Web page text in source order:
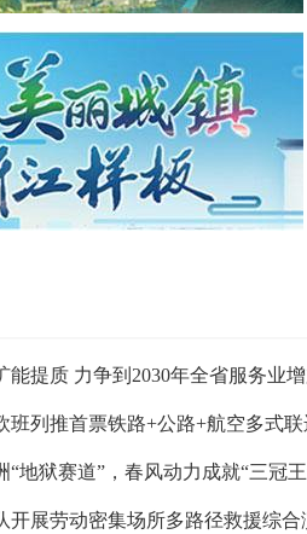
班列推首票铁路+公路+航空多式联
“地狱赛道”，春风动力成就“三冠
开展劳动密集场所多路径救援综合